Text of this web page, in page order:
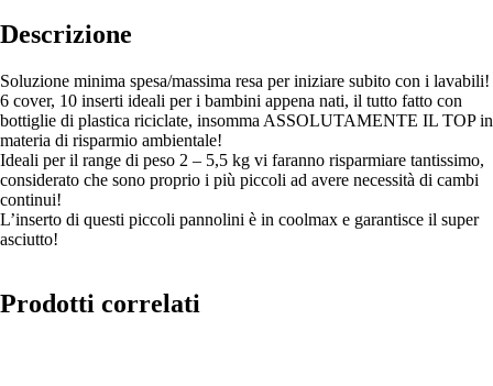
Descrizione
Soluzione minima spesa/massima resa per iniziare subito con i lavabili!
6 cover, 10 inserti ideali per i bambini appena nati, il tutto fatto con
bottiglie di plastica riciclate, insomma ASSOLUTAMENTE IL TOP in
materia di risparmio ambientale!
Ideali per il range di peso 2 – 5,5 kg vi faranno risparmiare tantissimo,
considerato che sono proprio i più piccoli ad avere necessità di cambi
continui!
L’inserto di questi piccoli pannolini è in coolmax e garantisce il super
asciutto!
Prodotti correlati